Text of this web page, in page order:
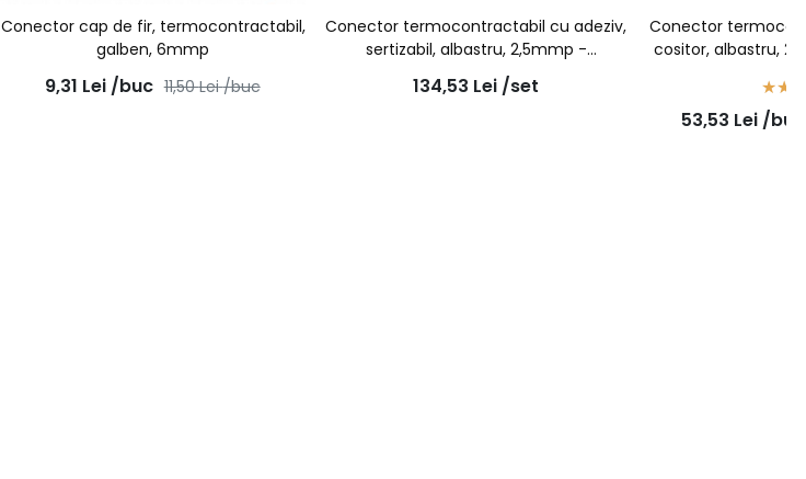
Conector cap de fir, termocontractabil,
galben, 6mmp
9,31 Lei /buc 11,50Lei /buc
Conector termocontractabil cu adeziv,
sertizabil, albastru, 2,5mmp -
7931200502 - 100buc/set
134,53 Lei /set
Conector
cositor, albastru,
53,53 Lei /buc